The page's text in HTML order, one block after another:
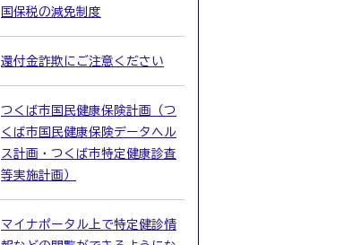
国保税の減免制度
還付金詐欺にご注意ください
つくば市国民健康保険計画（つ
くば市国民健康保険データヘル
ス計画・つくば市特定健康診査
等実施計画）
マイナポータル上で特定健診情